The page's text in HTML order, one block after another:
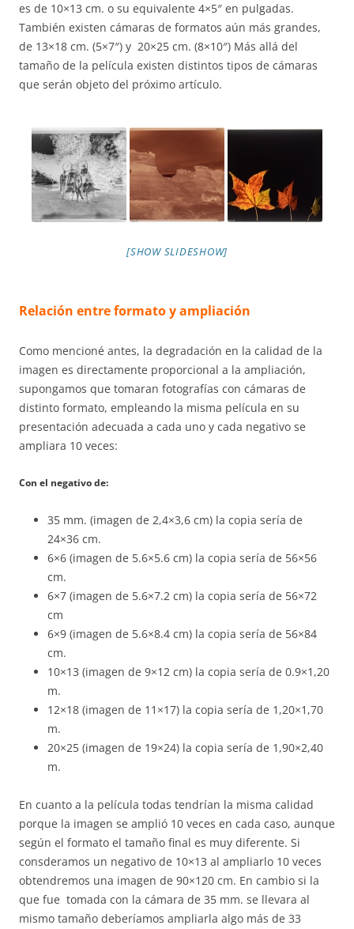
es de 10×13 cm. o su equivalente 4×5″ en pulgadas.
También existen cámaras de formatos aún más grandes,
de 13×18 cm. (5×7″) y 20×25 cm. (8×10″) Más allá del
tamaño de la película existen distintos tipos de cámaras
que serán objeto del próximo artículo.
[SHOW SLIDESHOW]
Relación entre formato y ampliación
Como mencioné antes, la degradación en la calidad de la
imagen es directamente proporcional a la ampliación,
supongamos que tomaran fotografías con cámaras de
distinto formato, empleando la misma película en su
presentación adecuada a cada uno y cada negativo se
ampliara 10 veces:
Con el negativo de:
35 mm. (imagen de 2,4×3,6 cm) la copia sería de
24×36 cm.
6×6 (imagen de 5.6×5.6 cm) la copia sería de 56×56
cm.
6×7 (imagen de 5.6×7.2 cm) la copia sería de 56×72
cm
6×9 (imagen de 5.6×8.4 cm) la copia sería de 56×84
cm.
10×13 (imagen de 9×12 cm) la copia sería de 0.9×1,20
m.
12×18 (imagen de 11×17) la copia sería de 1,20×1,70
m.
20×25 (imagen de 19×24) la copia sería de 1,90×2,40
m.
En cuanto a la película todas tendrían la misma calidad
porque la imagen se amplió 10 veces en cada caso, aunque
según el formato el tamaño final es muy diferente. Si
consderamos un negativo de 10×13 al ampliarlo 10 veces
obtendremos una imagen de 90×120 cm. En cambio si la
que fue tomada con la cámara de 35 mm. se llevara al
mismo tamaño deberíamos ampliarla algo más de 33